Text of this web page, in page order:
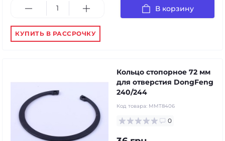
В корзину
КУПИТЬ В РАССРОЧКУ
Кольцо стопорное 72 мм
для отверстия DongFeng
240/244
Код товара: MMT8406
0